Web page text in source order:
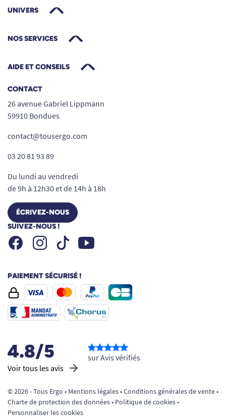
UNIVERS
NOS SERVICES
AIDE ET CONSEILS
CONTACT
26 avenue Gabriel Lippmann
59910 Bondues
contact@tousergo.com
03 20 81 93 89
Du lundi au vendredi
de 9h à 12h30 et de 14h à 18h
ÉCRIVEZ-NOUS
SUIVEZ-NOUS !
FacebookInstagramTiktok Youtube
PAIEMENT SÉCURISÉ !
4.8/5
Voir tous les avis
sur Avis vérifiés
© 2026 - Tous Ergo • Mentions légales•Conditions générales de vente•
Charte de protection des données• Politique de cookies•
Personnaliser les cookies